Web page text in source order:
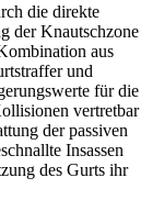
die direkte
der Knautschzone
aus
und
für die
vertretbar
der passiven
Insassen
des Gurts ihr